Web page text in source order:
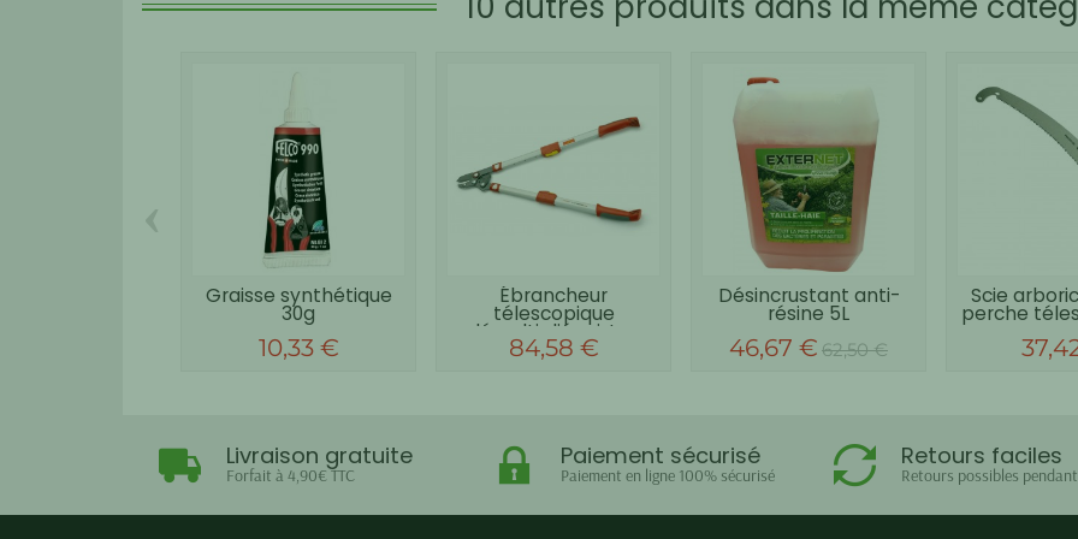
Graisse synthétique
30g
10,33 €
Ébrancheur
télescopique
démultiplié mixte...
84,58 €
Désincrustant anti-
résine 5L
46,67 € 62,50 €
Scie
perche
Livraison gratuite
Forfait à 4,90€ TTC
Paiement sécurisé
Paiement en ligne 100% sécurisé
Retours faciles
Retours possibles